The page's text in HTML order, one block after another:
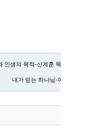
인생의 목적-신계훈 목사
내가 믿는 하나님-이한길 목사